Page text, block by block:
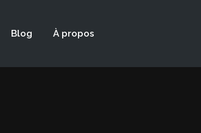
Blog À propos